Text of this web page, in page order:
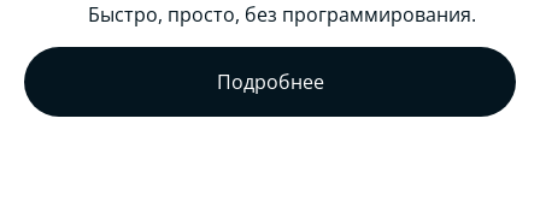
Быстро, просто, без программирования.
Подробнее